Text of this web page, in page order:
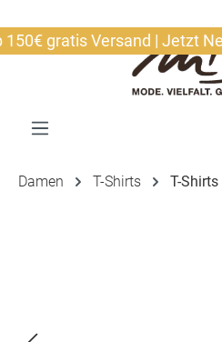
gratis Versand | Jetzt
Damen T-Shirts T-Shirts